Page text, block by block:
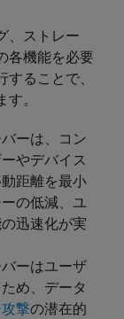
、ストレー
各機能を必要
ることで、
。
ーは、コン
やデバイス
距離を最小
の低減、ユ
迅速化が実
ーはユーザ
め、データ
撃の潜在的